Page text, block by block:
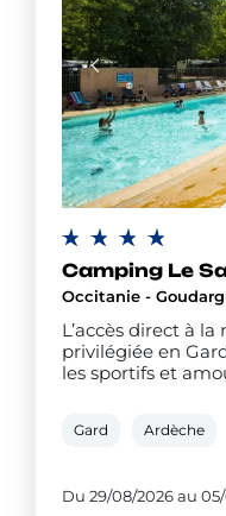
Camping Le
Occitanie -
L’accès direct à
privilégiée en
les sportifs et
Gard Ardèche
Du 29/08/2026 au